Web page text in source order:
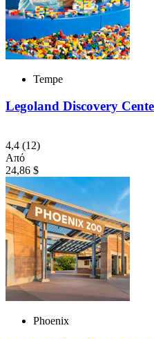
Tempe
Legoland Discovery
4,4 (12)
Από
24,86 $
Phoenix